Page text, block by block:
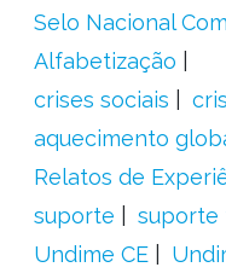
Selo Nacional
Alfabetização
crises sociais
aquecimento
Relatos de
suporte
suporte
Undime CE